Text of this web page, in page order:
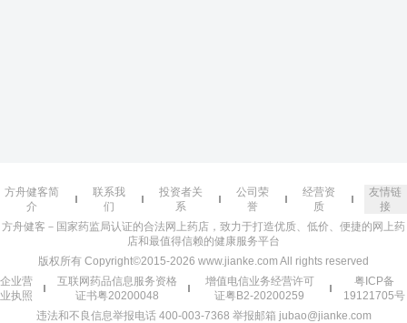
方舟健客简
介
联系我
们
投资者关
系
公司荣
誉
经营资
质
友情链
接
方舟健客－国家药监局认证的合法网上药店，致力于打造优质、低价、便捷的网上药
店和最值得信赖的健康服务平台
版权所有 Copyright©2015-2026 www.jianke.com All rights reserved
企业营
业执照
互联网药品信息服务资格
证书粤20200048
增值电信业务经营许可
证粤B2-20200259
粤ICP备
19121705号
违法和不良信息举报电话 400-003-7368 举报邮箱 jubao@jianke.com